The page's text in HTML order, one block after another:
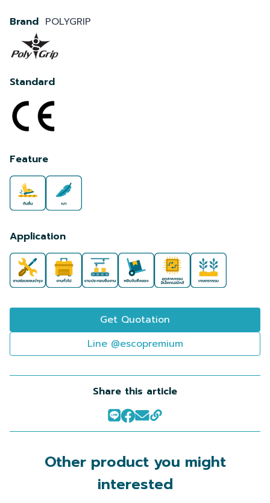
Brand POLYGRIP
Standard
Feature
Application
Get Quotation
Line @escopremium
Share this article
Other product you might
interested